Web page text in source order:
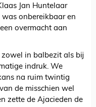
Jan Huntelaar
onbereikbaar en
overmacht aan
in balbezit als bij
indruk. We
na ruim twintig
de misschien wel
zette de Ajacieden de